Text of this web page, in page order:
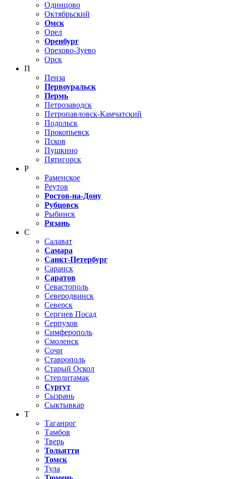
Одинцово
Октябрьский
Омск
Орел
Оренбург
Орехово-Зуево
Орск
П
Пенза
Первоуральск
Пермь
Петрозаводск
Петропавловск-Камчатский
Подольск
Прокопьевск
Псков
Пушкино
Пятигорск
Р
Раменское
Реутов
Ростов-на-Дону
Рубцовск
Рыбинск
Рязань
С
Салават
Самара
Санкт-Петербург
Саранск
Саратов
Севастополь
Северодвинск
Северск
Сергиев Посад
Серпухов
Симферополь
Смоленск
Сочи
Ставрополь
Старый Оскол
Стерлитамак
Сургут
Сызрань
Сыктывкар
Т
Таганрог
Тамбов
Тверь
Тольятти
Томск
Тула